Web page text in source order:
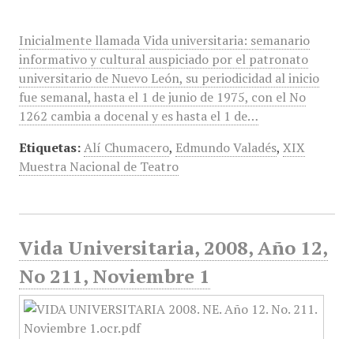
Inicialmente llamada Vida universitaria: semanario
informativo y cultural auspiciado por el patronato
universitario de Nuevo León, su periodicidad al inicio
fue semanal, hasta el 1 de junio de 1975, con el No
1262 cambia a docenal y es hasta el 1 de…
Etiquetas: Alí Chumacero, Edmundo Valadés, XIX
Muestra Nacional de Teatro
Vida Universitaria, 2008, Año 12,
No 211, Noviembre 1